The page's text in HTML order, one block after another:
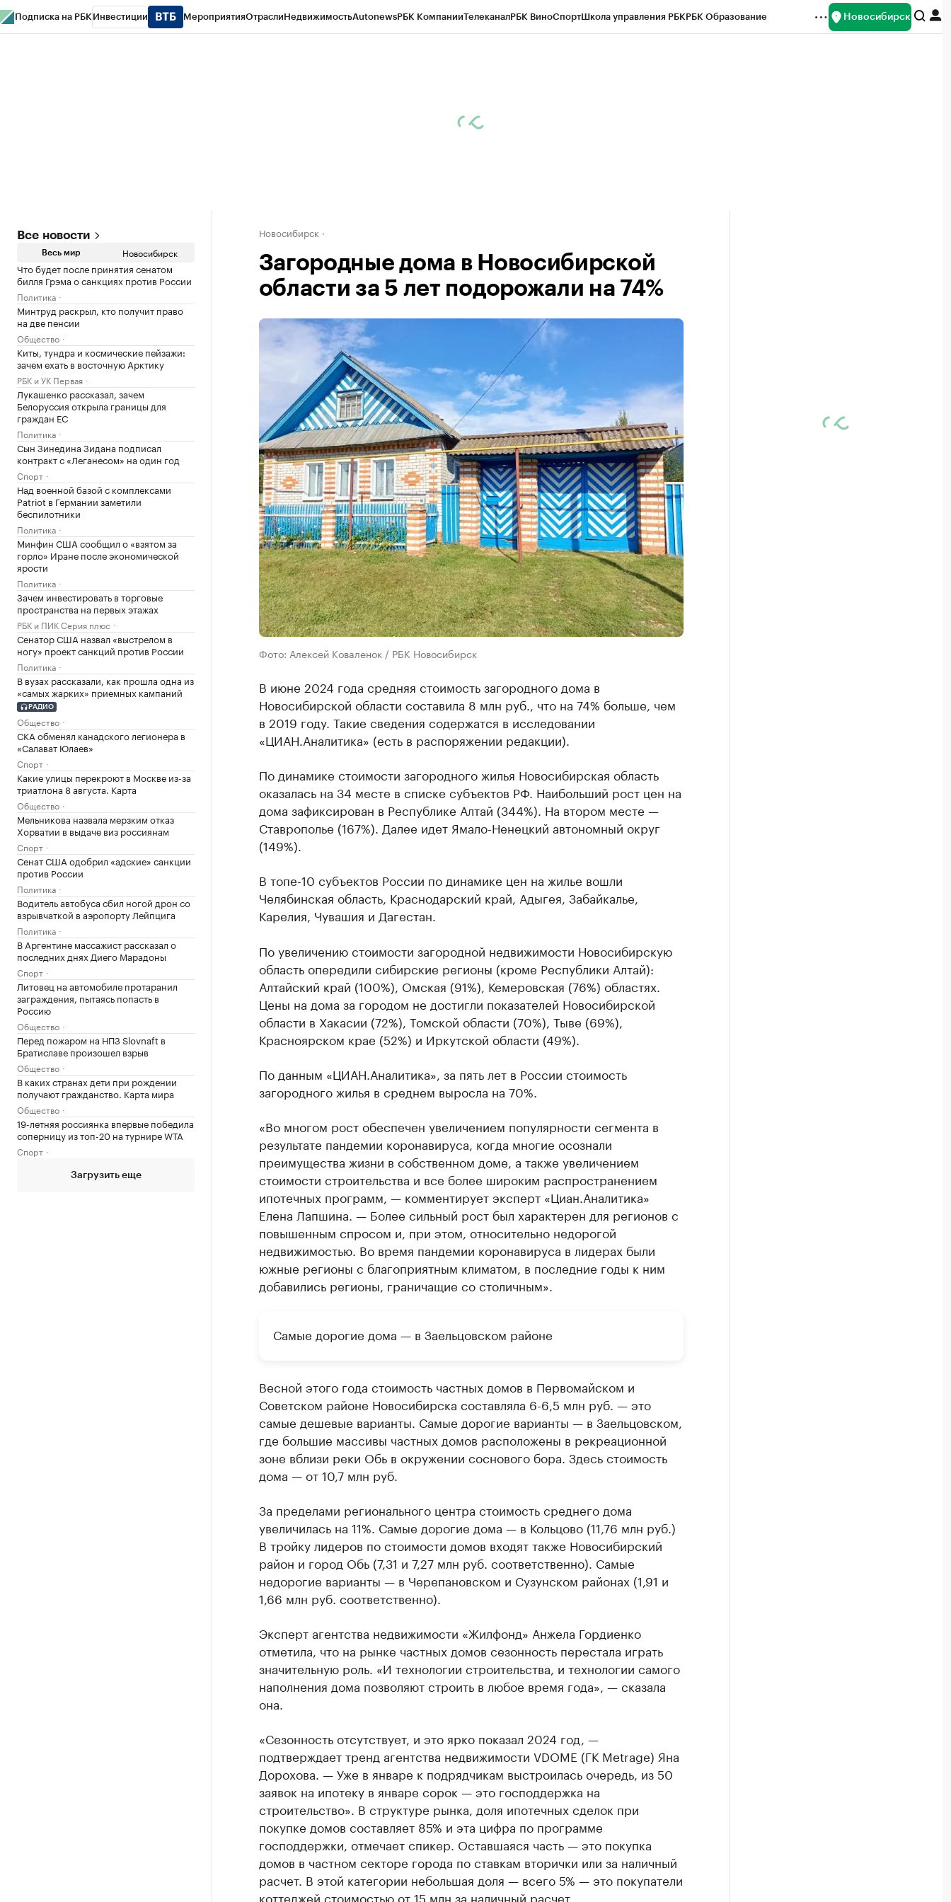
Подписка на РБК Инвестиции МероприятияОтраслиНедвижимостьAutonewsРБК КомпанииТелеканалРБК ВиноСпортШкола управления РБКРБК Образование Новосибирск
Все новости
Весь мир Новосибирск
Что будет после принятия сенатом
билля Грэма о санкциях против России
Политика
Минтруд раскрыл, кто получит право
на две пенсии
Общество
Киты, тундра и космические пейзажи:
зачем ехать в восточную Арктику
РБК и УК Первая
Лукашенко рассказал, зачем
Белоруссия открыла границы для
граждан ЕС
Политика
Сын Зинедина Зидана подписал
контракт с «Леганесом» на один год
Спорт
Над военной базой с комплексами
Patriot в Германии заметили
беспилотники
Политика
Минфин США сообщил о «взятом за
горло» Иране после экономической
ярости
Политика
Зачем инвестировать в торговые
пространства на первых этажах
РБК и ПИК Серия плюс
Сенатор США назвал «выстрелом в
ногу» проект санкций против России
Политика
В вузах рассказали, как прошла одна из
«самых жарких» приемных кампаний
РАДИО
Общество
СКА обменял канадского легионера в
«Салават Юлаев»
Спорт
Какие улицы перекроют в Москве из-за
триатлона 8 августа. Карта
Общество
Мельникова назвала мерзким отказ
Хорватии в выдаче виз россиянам
Спорт
Сенат США одобрил «адские» санкции
против России
Политика
Водитель автобуса сбил ногой дрон со
взрывчаткой в аэропорту Лейпцига
Политика
В Аргентине массажист рассказал о
последних днях Диего Марадоны
Спорт
Литовец на автомобиле протаранил
заграждения, пытаясь попасть в
Россию
Общество
Перед пожаром на НПЗ Slovnaft в
Братиславе произошел взрыв
Общество
В каких странах дети при рождении
получают гражданство. Карта мира
Общество
19-летняя россиянка впервые победила
соперницу из топ-20 на турнире WTA
Спорт
Загрузить еще
Новосибирск
Загородные дома в Новосибирской
области за 5 лет подорожали на 74%
Фото: Алексей Коваленок / РБК Новосибирск
В июне 2024 года средняя стоимость загородного дома в
Новосибирской области составила 8 млн руб., что на 74% больше, чем
в 2019 году. Такие сведения содержатся в исследовании
«ЦИАН.Аналитика» (есть в распоряжении редакции).
По динамике стоимости загородного жилья Новосибирская область
оказалась на 34 месте в списке субъектов РФ. Наибольший рост цен на
дома зафиксирован в Республике Алтай (344%). На втором месте —
Ставрополье (167%). Далее идет Ямало-Ненецкий автономный округ
(149%).
В топе-10 субъектов России по динамике цен на жилье вошли
Челябинская область, Краснодарский край, Адыгея, Забайкалье,
Карелия, Чувашия и Дагестан.
По увеличению стоимости загородной недвижимости Новосибирскую
область опередили сибирские регионы (кроме Республики Алтай):
Алтайский край (100%), Омская (91%), Кемеровская (76%) областях.
Цены на дома за городом не достигли показателей Новосибирской
области в Хакасии (72%), Томской области (70%), Тыве (69%),
Красноярском крае (52%) и Иркутской области (49%).
По данным «ЦИАН.Аналитика», за пять лет в России стоимость
загородного жилья в среднем выросла на 70%.
«Во многом рост обеспечен увеличением популярности сегмента в
результате пандемии коронавируса, когда многие осознали
преимущества жизни в собственном доме, а также увеличением
стоимости строительства и все более широким распространением
ипотечных программ, — комментирует эксперт «Циан.Аналитика»
Елена Лапшина. — Более сильный рост был характерен для регионов с
повышенным спросом и, при этом, относительно недорогой
недвижимостью. Во время пандемии коронавируса в лидерах были
южные регионы с благоприятным климатом, в последние годы к ним
добавились регионы, граничащие со столичным».
Самые дорогие дома — в Заельцовском районе
Весной этого года стоимость частных домов в Первомайском и
Советском районе Новосибирска составляла 6-6,5 млн руб. — это
самые дешевые варианты. Самые дорогие варианты — в Заельцовском,
где большие массивы частных домов расположены в рекреационной
зоне вблизи реки Обь в окружении соснового бора. Здесь стоимость
дома — от 10,7 млн руб.
За пределами регионального центра стоимость среднего дома
увеличилась на 11%. Самые дорогие дома — в Кольцово (11,76 млн руб.)
В тройку лидеров по стоимости домов входят также Новосибирский
район и город Обь (7,31 и 7,27 млн руб. соответственно). Самые
недорогие варианты — в Черепановском и Сузунском районах (1,91 и
1,66 млн руб. соответственно).
Эксперт агентства недвижимости «Жилфонд» Анжела Гордиенко
отметила, что на рынке частных домов сезонность перестала играть
значительную роль. «И технологии строительства, и технологии самого
наполнения дома позволяют строить в любое время года», — сказала
она.
«Сезонность отсутствует, и это ярко показал 2024 год, —
подтверждает тренд агентства недвижимости VDOME (ГК Metrage) Яна
Дорохова. — Уже в январе к подрядчикам выстроилась очередь, из 50
заявок на ипотеку в январе сорок — это господдержка на
строительство». В структуре рынка, доля ипотечных сделок при
покупке домов составляет 85% и эта цифра по программе
господдержки, отмечает спикер. Оставшаяся часть — это покупка
домов в частном секторе города по ставкам вторички или за наличный
расчет. В этой категории небольшая доля — всего 5% — это покупатели
коттеджей стоимостью от 15 млн за наличный расчет.